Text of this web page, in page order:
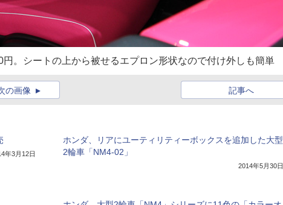
。シートの上から被せるエプロン形状なので付け外しも簡単
記事へ
の画像
年3月12日
ホンダ、リアにユーティリティーボックスを追加した大型
2輪車「NM4-02」
2014年5月30日